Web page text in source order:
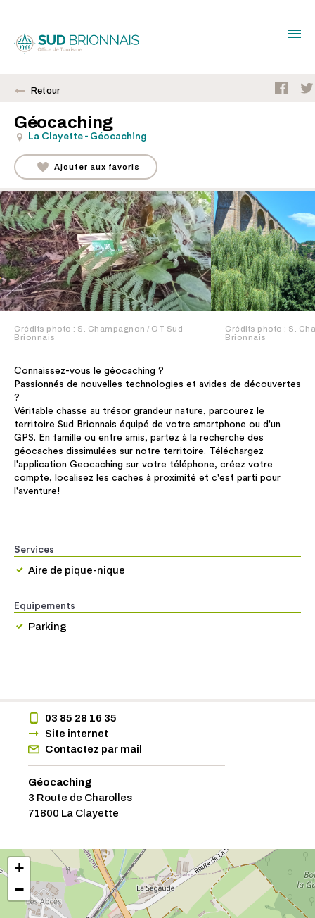
Retour
Géocaching
La Clayette - Géocaching
Ajouter aux favoris
Crédits photo : S. Champagnon / OT Sud
Brionnais
Crédits photo : S.
Brionnais
Connaissez-vous le géocaching ?
Passionnés de nouvelles technologies et avides de découvertes
?
Véritable chasse au trésor grandeur nature, parcourez le
territoire Sud Brionnais équipé de votre smartphone ou d'un
GPS. En famille ou entre amis, partez à la recherche des
géocaches dissimulées sur notre territoire. Téléchargez
l'application Geocaching sur votre téléphone, créez votre
compte, localisez les caches à proximité et c'est parti pour
l'aventure!
Services
Aire de pique-nique
Equipements
Parking
03 85 28 16 35
Site internet
Contactez par mail
Géocaching
3 Route de Charolles
71800 La Clayette
+
−